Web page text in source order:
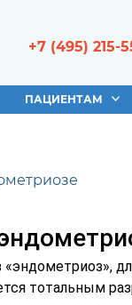
+7 (495) 215-
ПАЦИЕНТАМ
тотальным